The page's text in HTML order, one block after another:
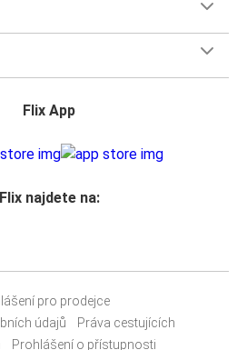
Flix App
Flix najdete na:
pro prodejce
údajů
Práva cestujících
Prohlášení o přístupnosti